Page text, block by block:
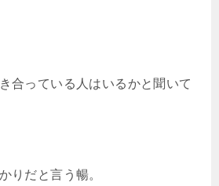
合っている人はいるかと聞いて
りだと言う暢。